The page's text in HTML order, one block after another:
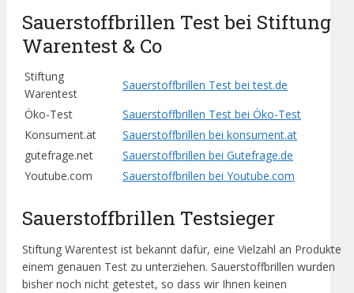
Sauerstoffbrillen Test bei Stiftung
Warentest & Co
Stiftung
Warentest
Sauerstoffbrillen Test bei test.de
Öko-Test
Sauerstoffbrillen Test bei Öko-Test
Konsument.at
Sauerstoffbrillen bei konsument.at
gutefrage.net
Sauerstoffbrillen bei Gutefrage.de
Youtube.com
Sauerstoffbrillen bei Youtube.com
Sauerstoffbrillen Testsieger
Stiftung Warentest ist bekannt dafür, eine Vielzahl an Produkte
einem genauen Test zu unterziehen. Sauerstoffbrillen wurden
bisher noch nicht getestet, so dass wir Ihnen keinen